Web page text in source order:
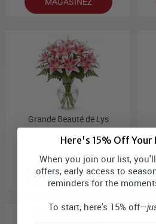
Grande Beauté de Lys
Prix Bloomex: 109,99 $
MAGASINEZ
Here's 15% Off Your
When you join our list,
offers, early access to
reminders for the
To start, here's 15% off—